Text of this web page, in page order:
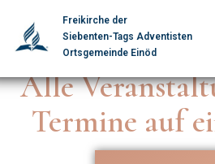
Freikirche der
Siebenten-Tags Adventisten
Ortsgemeinde Einöd
Alle
Termine auf